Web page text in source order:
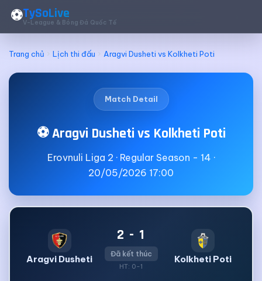
⚽TySoLive
V-League & Bóng Đá Quốc Tế
Trang chủ Lịch thi đấu Aragvi Dusheti vs Kolkheti Poti
Match Detail
⚽ Aragvi Dusheti vs Kolkheti Poti
Erovnuli Liga 2 · Regular Season - 14 ·
20/05/2026 17:00
Aragvi Dusheti
2 - 1
Đã kết thúc
HT: 0-1
Kolkheti Poti